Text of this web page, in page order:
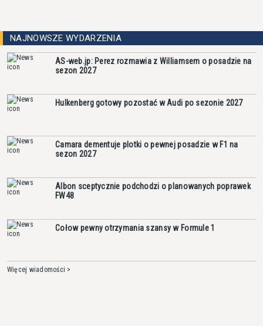
NAJNOWSZE WYDARZENIA
AS-web.jp: Perez rozmawia z Williamsem o posadzie na
sezon 2027
Hulkenberg gotowy pozostać w Audi po sezonie 2027
Camara dementuje plotki o pewnej posadzie w F1 na
sezon 2027
Albon sceptycznie podchodzi o planowanych poprawek
FW48
Cołow pewny otrzymania szansy w Formule 1
Więcej wiadomości >